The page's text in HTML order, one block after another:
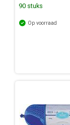
90 stuks
Op voorraad